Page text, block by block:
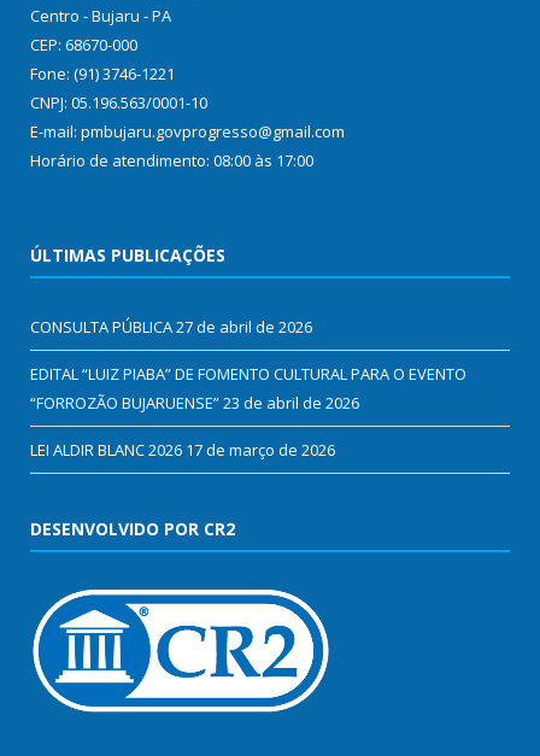
Centro - Bujaru - PA
CEP: 68670-000
Fone: (91) 3746-1221
CNPJ: 05.196.563/0001-10
E-mail: pmbujaru.govprogresso@gmail.com
Horário de atendimento: 08:00 às 17:00
ÚLTIMAS PUBLICAÇÕES
CONSULTA PÚBLICA27 de abril de 2026
EDITAL “LUIZ PIABA” DE FOMENTO CULTURAL PARA O EVENTO
“FORROZÃO BUJARUENSE”23 de abril de 2026
LEI ALDIR BLANC 2026 17 de março de 2026
DESENVOLVIDO POR CR2